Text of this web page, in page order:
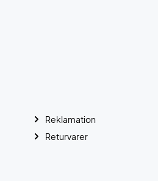
Reklamation
Returvarer